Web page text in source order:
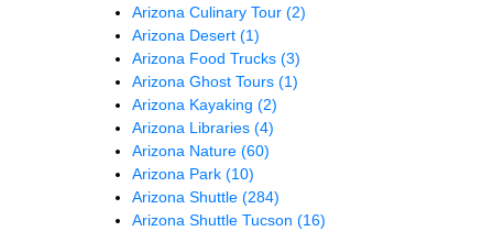
Arizona Culinary Tour (2)
Arizona Desert (1)
Arizona Food Trucks (3)
Arizona Ghost Tours (1)
Arizona Kayaking (2)
Arizona Libraries (4)
Arizona Nature (60)
Arizona Park (10)
Arizona Shuttle (284)
Arizona Shuttle Tucson (16)